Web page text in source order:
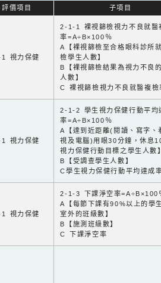
評價項目 子項目
視力保健
2-1-1 裸視篩檢視力不良就醫
率=A÷B×100％
A【裸視篩檢至合格眼科診所
檢學生人數】
B【裸視篩檢結果為視力不良
人數】
C 裸視篩檢視力不良就醫複檢
視力保健
2-1-2 學生視力保健行動平均
率=A÷B×100％
A【達到近距離(閱讀、寫字、
視及電腦)用眼30分鐘，休息
視力保健行動目標之學生人數
B【受調查學生人數】
C學生視力保健行動平均達成
視力保健
2-1-3 下課淨空率=A÷B×100
A【每節下課有90%以上的學
室外的班級數】
B【施測班級數】
C 下課淨空率